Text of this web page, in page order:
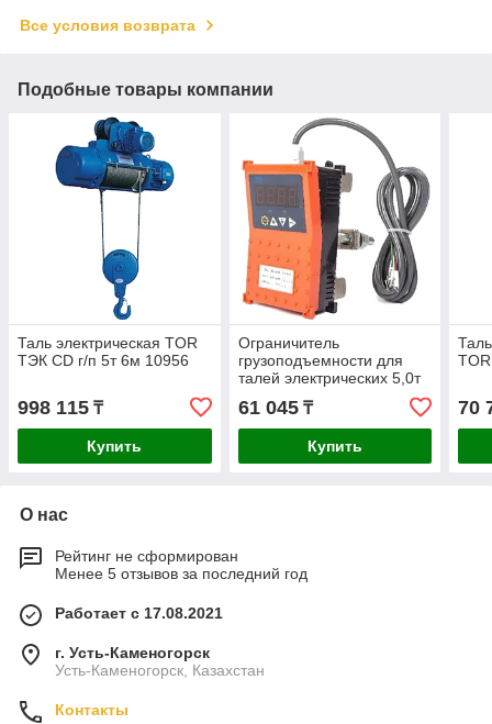
Все условия возврата
Подобные товары компании
Таль электрическая TOR
ТЭК CD г/п 5т 6м 10956
998 115 ₸
Купить
Ограничитель
грузоподъемности для
талей электрических 5,0т
TOR INP-A 119515
61 045₸
Купить
70
О нас
Рейтинг не сформирован
Менее 5 отзывов за последний год
Работает с 17.08.2021
г. Усть-Каменогорск
Усть-Каменогорск, Казахстан
Контакты